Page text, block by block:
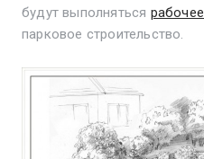
будут выполняться
парковое строительство.